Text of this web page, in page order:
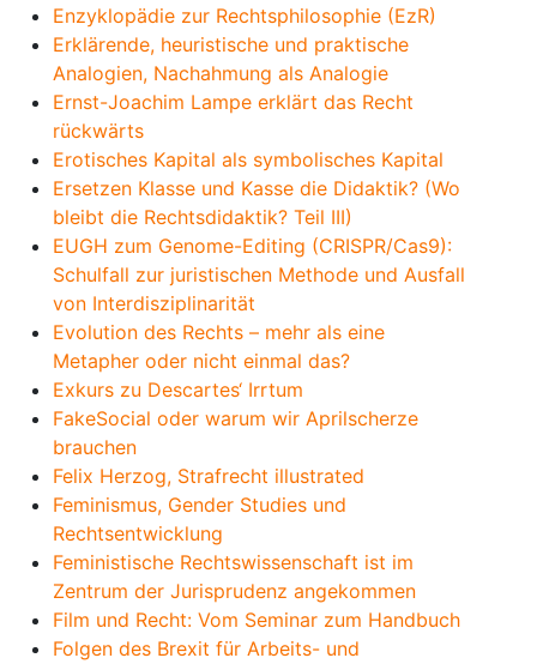
Enzyklopädie zur Rechtsphilosophie (EzR)
Erklärende, heuristische und praktische
Analogien, Nachahmung als Analogie
Ernst-Joachim Lampe erklärt das Recht
rückwärts
Erotisches Kapital als symbolisches Kapital
Ersetzen Klasse und Kasse die Didaktik? (Wo
bleibt die Rechtsdidaktik? Teil III)
EUGH zum Genome-Editing (CRISPR/Cas9):
Schulfall zur juristischen Methode und Ausfall
von Interdisziplinarität
Evolution des Rechts – mehr als eine
Metapher oder nicht einmal das?
Exkurs zu Descartes‘ Irrtum
FakeSocial oder warum wir Aprilscherze
brauchen
Felix Herzog, Strafrecht illustrated
Feminismus, Gender Studies und
Rechtsentwicklung
Feministische Rechtswissenschaft ist im
Zentrum der Jurisprudenz angekommen
Film und Recht: Vom Seminar zum Handbuch
Folgen des Brexit für Arbeits- und